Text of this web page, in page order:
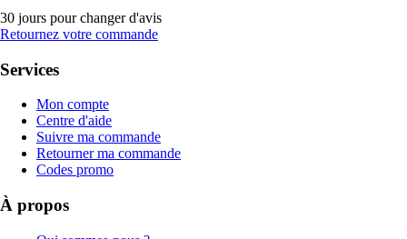
30 jours pour changer d'avis
Retournez votre commande
Services
Mon compte
Centre d'aide
Suivre ma commande
Retourner ma commande
Codes promo
À propos